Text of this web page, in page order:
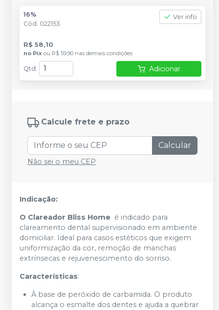
16%
Cód. 022153
Ver info
R$ 58,10
no Pix ou R$ 59,90 nas demais condições
Qtd : Adicionar
Calcule frete e prazo
Calcular
Não sei o meu CEP
Indicação:
O Clareador Bliss Home é indicado para
clareamento dental supervisionado em ambiente
domiciliar. Ideal para casos estéticos que exigem
uniformização da cor, remoção de manchas
extrínsecas e rejuvenescimento do sorriso.
Características:
À base de peróxido de carbamida. O produto
alcança o esmalte dos dentes e ajuda a quebrar